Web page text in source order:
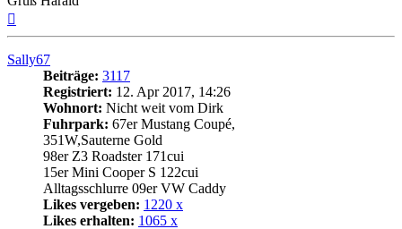
Sally67
Beiträge: 3117
Registriert: 12. Apr 2017, 14:26
Wohnort: Nicht weit vom Dirk
Fuhrpark: 67er Mustang Coupé,
351W,Sauterne Gold
98er Z3 Roadster 171cui
15er Mini Cooper S 122cui
Alltagsschlurre 09er VW Caddy
Likes vergeben: 1220 x
Likes erhalten: 1065 x